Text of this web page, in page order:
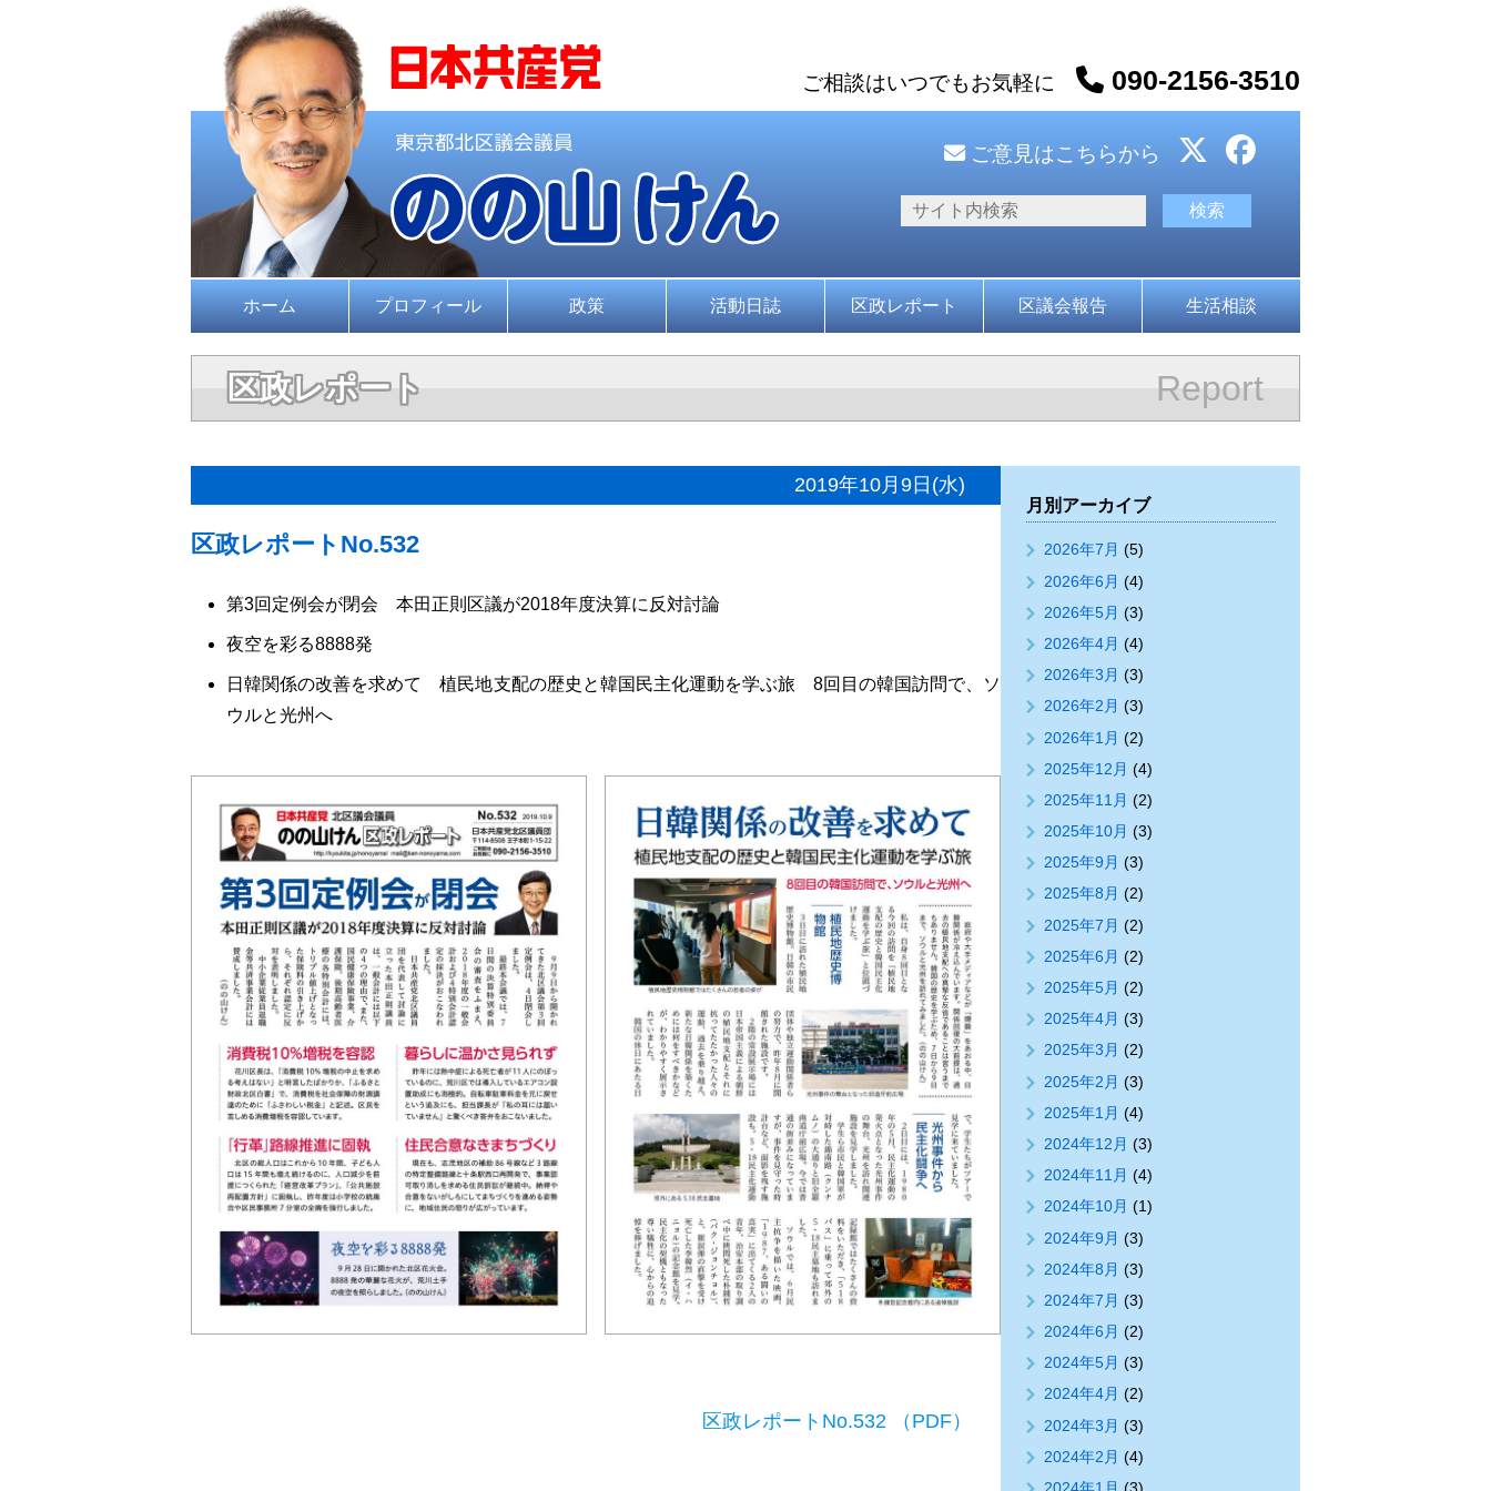
ご相談はいつでもお気軽に 090-2156-3510
ご意見はこちらから
ホーム プロフィール 政策 活動日誌 区政レポート 区議会報告 生活相談
区政レポート Report
2019年10月9日(水)
区政レポートNo.532
第3回定例会が閉会 本田正則区議が2018年度決算に反対討論
夜空を彩る8888発
日韓関係の改善を求めて 植民地支配の歴史と韓国民主化運動を学ぶ旅 8回目の韓国訪問で、ソ
ウルと光州へ
区政レポートNo.532 （PDF）
月別アーカイブ
2026年7月 (5)
2026年6月 (4)
2026年5月 (3)
2026年4月 (4)
2026年3月 (3)
2026年2月 (3)
2026年1月 (2)
2025年12月 (4)
2025年11月 (2)
2025年10月 (3)
2025年9月 (3)
2025年8月 (2)
2025年7月 (2)
2025年6月 (2)
2025年5月 (2)
2025年4月 (3)
2025年3月 (2)
2025年2月 (3)
2025年1月 (4)
2024年12月 (3)
2024年11月 (4)
2024年10月 (1)
2024年9月 (3)
2024年8月 (3)
2024年7月 (3)
2024年6月 (2)
2024年5月 (3)
2024年4月 (2)
2024年3月 (3)
2024年2月 (4)